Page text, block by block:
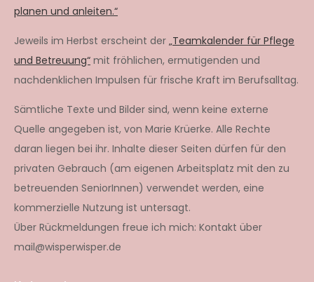
planen und anleiten.“
Jeweils im Herbst erscheint der „Teamkalender für Pflege
und Betreuung“ mit fröhlichen, ermutigenden und
nachdenklichen Impulsen für frische Kraft im Berufsalltag.
Sämtliche Texte und Bilder sind, wenn keine externe
Quelle angegeben ist, von Marie Krüerke. Alle Rechte
daran liegen bei ihr. Inhalte dieser Seiten dürfen für den
privaten Gebrauch (am eigenen Arbeitsplatz mit den zu
betreuenden SeniorInnen) verwendet werden, eine
kommerzielle Nutzung ist untersagt.
Über Rückmeldungen freue ich mich: Kontakt über
mail@wisperwisper.de